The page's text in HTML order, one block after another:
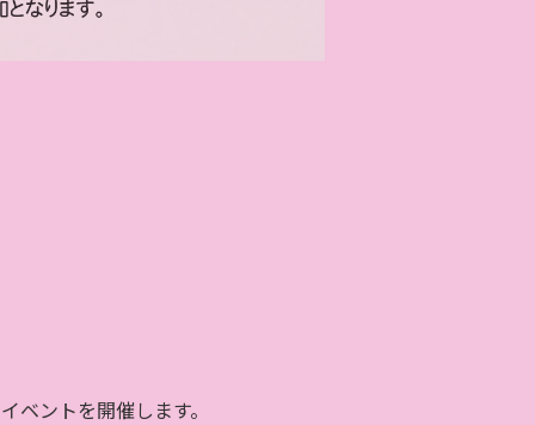
ベントを開催します。